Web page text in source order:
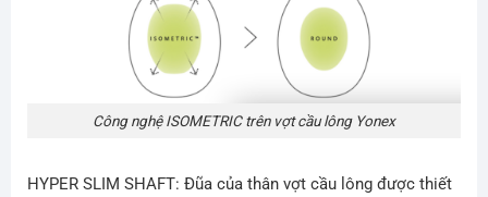
Công nghệ ISOMETRIC trên vợt cầu lông Yonex
HYPER SLIM SHAFT: Đũa của thân vợt cầu lông được thiết